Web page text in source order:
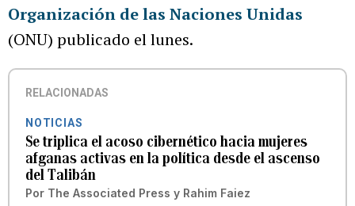
Organización de las Naciones Unidas
(ONU) publicado el lunes.
RELACIONADAS
NOTICIAS
Se triplica el acoso cibernético hacia mujeres
afganas activas en la política desde el ascenso
del Talibán
Por The Associated Press y Rahim Faiez